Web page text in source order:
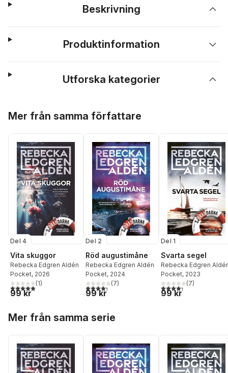
Beskrivning
Produktinformation
Utforska kategorier
Mer från samma författare
Del 4
Vita skuggor
Rebecka Edgren Aldén
Pocket, 2026
5,0utav 5 stjärnor. Totalt antal röster:
(1)
99 kr
Del 2
Röd augustimåne
Rebecka Edgren Aldén
Pocket, 2024
4,3utav 5 stjärnor. Totalt antal röster:
(7)
99 kr
Del 1
Svarta segel
Rebecka Edgren
Pocket, 2023
4,3utav 5 stjärnor.
(7)
99 kr
Mer från samma serie